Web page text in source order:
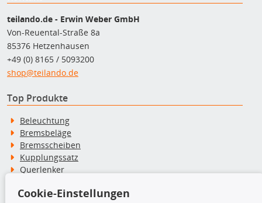
teilando.de - Erwin Weber GmbH
Von-Reuental-Straße 8a
85376 Hetzenhausen
+49 (0) 8165 / 5093200
shop@teilando.de
Top Produkte
Beleuchtung
Bremsbeläge
Bremsscheiben
Kupplungssatz
Querlenker
Stoßdämpfer
Cookie-Einstellungen